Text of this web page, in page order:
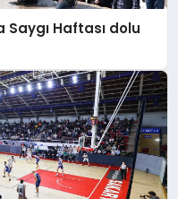
Saygı Haftası dolu